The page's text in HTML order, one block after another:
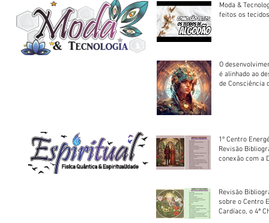
Moda &
feitos os
O
é alinhado ao
de Consciência
1º Centro
Revisão
conexão com a
Revisão
sobre o Centro
Cardíaco, o 4ª